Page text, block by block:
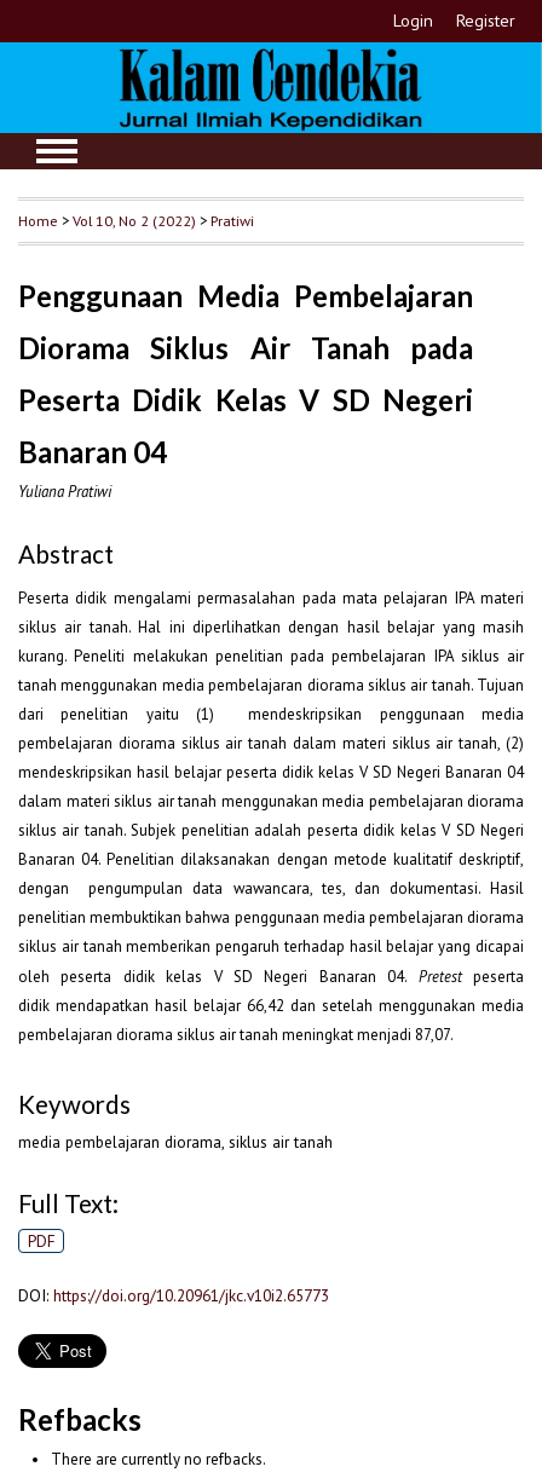
Login Register
Home >Vol 10, No 2 (2022) >Pratiwi
Penggunaan Media Pembelajaran
Diorama Siklus Air Tanah pada
Peserta Didik Kelas V SD Negeri
Banaran 04
Yuliana Pratiwi
Abstract
Peserta didik mengalami permasalahan pada mata pelajaran IPA materi
siklus air tanah. Hal ini diperlihatkan dengan hasil belajar yang masih
kurang. Peneliti melakukan penelitian pada pembelajaran IPA siklus air
tanah menggunakan media pembelajaran diorama siklus air tanah. Tujuan
dari penelitian yaitu (1) mendeskripsikan penggunaan media
pembelajaran diorama siklus air tanah dalam materi siklus air tanah, (2)
mendeskripsikan hasil belajar peserta didik kelas V SD Negeri Banaran 04
dalam materi siklus air tanah menggunakan media pembelajaran diorama
siklus air tanah. Subjek penelitian adalah peserta didik kelas V SD Negeri
Banaran 04. Penelitian dilaksanakan dengan metode kualitatif deskriptif,
dengan pengumpulan data wawancara, tes, dan dokumentasi. Hasil
penelitian membuktikan bahwa penggunaan media pembelajaran diorama
siklus air tanah memberikan pengaruh terhadap hasil belajar yang dicapai
oleh peserta didik kelas V SD Negeri Banaran 04. Pretestpeserta
didik mendapatkan hasil belajar 66,42 dan setelah menggunakan media
pembelajaran diorama siklus air tanah meningkat menjadi 87,07.
Keywords
media pembelajaran diorama, siklus air tanah
Full Text:
PDF
DOI: https://doi.org/10.20961/jkc.v10i2.65773
Refbacks
There are currently no refbacks.